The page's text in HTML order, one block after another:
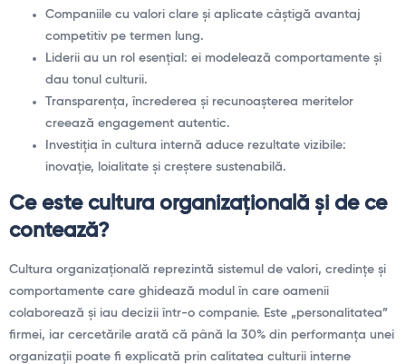
Companiile cu valori clare și aplicate câștigă avantaj
competitiv pe termen lung.
Liderii au un rol esențial: ei modelează comportamente și
dau tonul culturii.
Transparența, încrederea și recunoașterea meritelor
creează engagement autentic.
Investiția în cultura internă aduce rezultate vizibile:
inovație, loialitate și creștere sustenabilă.
Ce este cultura organizațională și de ce
contează?
Cultura organizațională reprezintă sistemul de valori, credințe și
comportamente care ghidează modul în care oamenii
colaborează și iau decizii într-o companie. Este „personalitatea”
firmei, iar cercetările arată că până la 30% din performanța unei
organizații poate fi explicată prin calitatea culturii interne